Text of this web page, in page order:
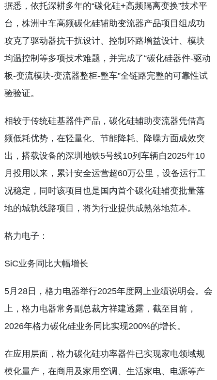
据悉，依托深耕多年的“碳化硅+高频隔离变换”技术平
台，株洲中车高频碳化硅辅助变流器产品项目组成功
攻克了驱动器抗干扰设计、控制环路增益设计、模块
均温控制等多项技术难题，并完成了“碳化硅器件-驱动
板-变流模块-变流器整柜-整车”全链路完整的可靠性试
验验证。
相较于传统硅基器件产品，碳化硅辅助变流器凭借高
频低耗优势，在轻量化、节能降耗、降噪方面成效突
出，搭载设备的深圳地铁5号线10列车辆自2025年10
月投用以来，累计安全运营超60万公里，设备运行工
况稳定，同时该项目也是国内首个碳化硅辅变批量落
地的城轨线路项目，将为行业提供成熟落地范本。
格力电子：
SiC业务同比大幅增长
5月28日，格力电器举行2025年度网上业绩说明会。会
上，格力电器常务副总裁方祥建透露，截至目前，
2026年格力碳化硅业务同比实现200%的增长。
在应用层面，格力碳化硅功率器件已实现家电领域规
模化量产，在商用及家用空调、生活家电、电源等产